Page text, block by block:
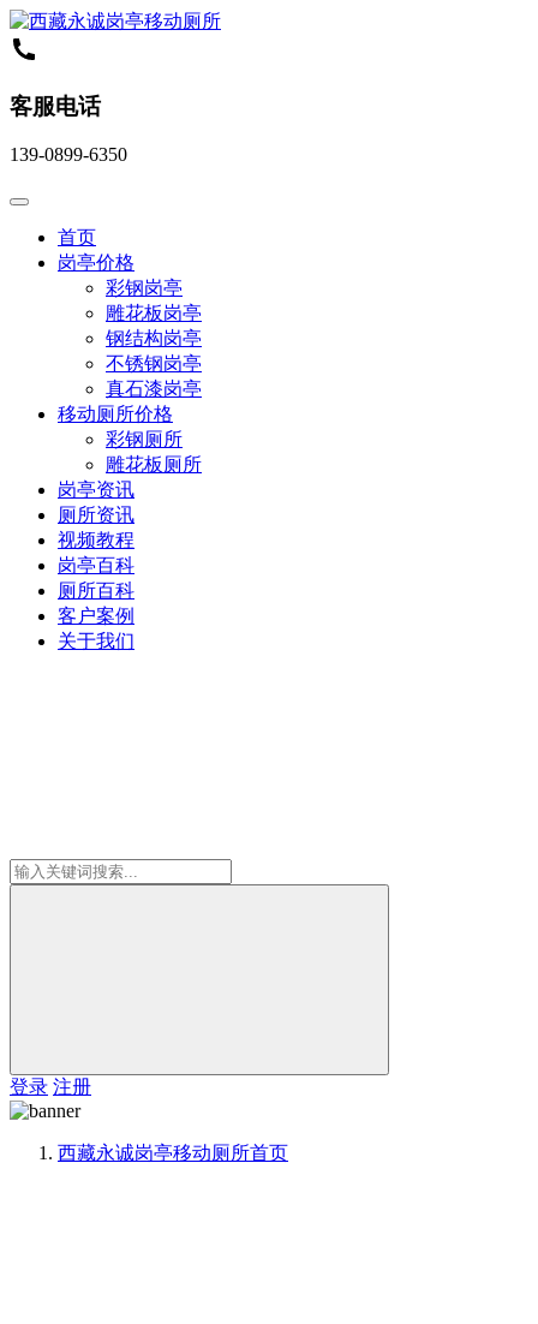
客服电话
139-0899-6350
首页
岗亭价格
彩钢岗亭
雕花板岗亭
钢结构岗亭
不锈钢岗亭
真石漆岗亭
移动厕所价格
彩钢厕所
雕花板厕所
岗亭资讯
厕所资讯
视频教程
岗亭百科
厕所百科
客户案例
关于我们
登录 注册
西藏永诚岗亭移动厕所首页